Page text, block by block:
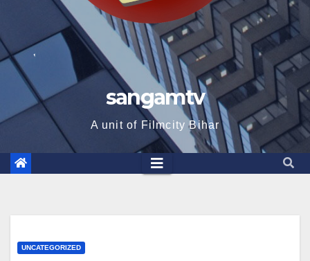
sangamtv
A unit of Filmcity Bihar
UNCATEGORIZED